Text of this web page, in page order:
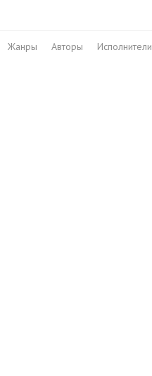
Жанры Авторы Исполнители